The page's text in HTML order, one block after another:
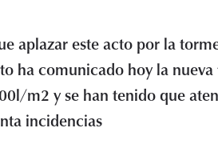
aplazar este acto por la
ha comunicado hoy la
m2 y se han tenido que
incidencias